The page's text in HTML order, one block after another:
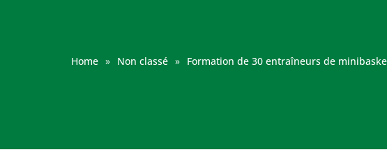
Home » Non classé » Formation de 30 entraîneurs de